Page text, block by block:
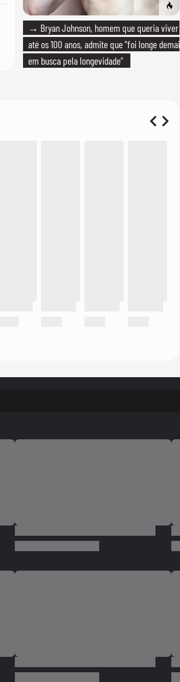
→ Bryan Johnson, homem que queria viver
até os 100 anos, admite que "foi longe demais
em busca pela longevidade"